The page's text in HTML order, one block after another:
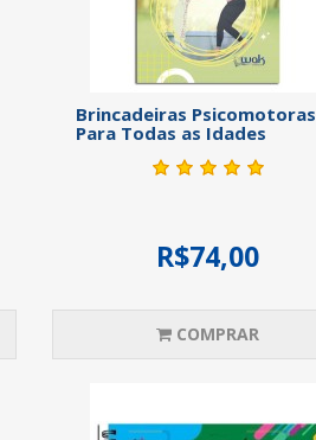
Brincadeiras Psicomotoras
Para Todas as Idades
R$74,00
COMPRAR